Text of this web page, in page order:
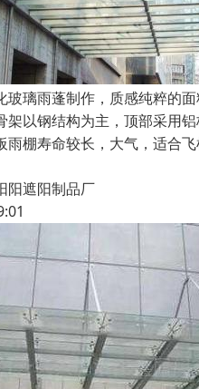
玻璃雨蓬制作，质感纯粹的
架以钢结构为主，顶部采用
雨棚寿命较长，大气，适合
阳遮阳制品厂